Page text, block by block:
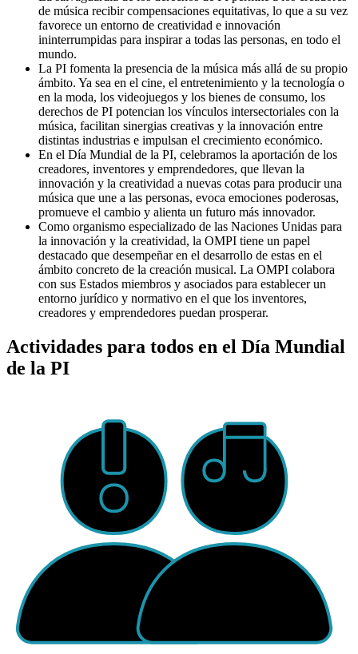
de música recibir compensaciones equitativas, lo que a su vez
favorece un entorno de creatividad e innovación
ininterrumpidas para inspirar a todas las personas, en todo el
mundo.
La PI fomenta la presencia de la música más allá de su propio
ámbito. Ya sea en el cine, el entretenimiento y la tecnología o
en la moda, los videojuegos y los bienes de consumo, los
derechos de PI potencian los vínculos intersectoriales con la
música, facilitan sinergias creativas y la innovación entre
distintas industrias e impulsan el crecimiento económico.
En el Día Mundial de la PI, celebramos la aportación de los
creadores, inventores y emprendedores, que llevan la
innovación y la creatividad a nuevas cotas para producir una
música que une a las personas, evoca emociones poderosas,
promueve el cambio y alienta un futuro más innovador.
Como organismo especializado de las Naciones Unidas para
la innovación y la creatividad, la OMPI tiene un papel
destacado que desempeñar en el desarrollo de estas en el
ámbito concreto de la creación musical. La OMPI colabora
con sus Estados miembros y asociados para establecer un
entorno jurídico y normativo en el que los inventores,
creadores y emprendedores puedan prosperar.
Actividades para todos en el Día Mundial
de la PI